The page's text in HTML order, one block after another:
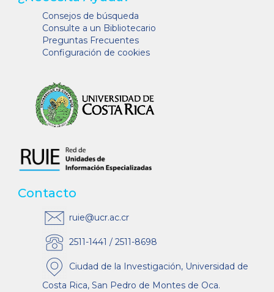
Consejos de búsqueda
Consulte a un Bibliotecario
Preguntas Frecuentes
Configuración de cookies
Contacto
ruie@ucr.ac.cr
2511-1441 / 2511-8698
Ciudad de la Investigación, Universidad de
Costa Rica, San Pedro de Montes de Oca.